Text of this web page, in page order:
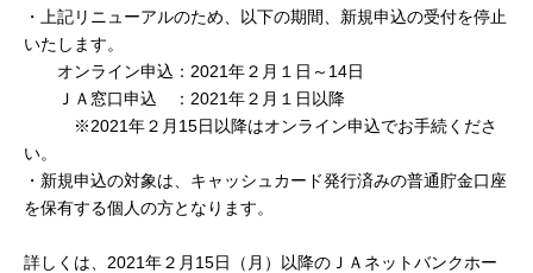
・上記リニューアルのため、以下の期間、新規申込の受付を停止
いたします。
オンライン申込：2021年２月１日～14日
ＪＡ窓口申込 ：2021年２月１日以降
※2021年２月15日以降はオンライン申込でお手続くださ
い。
・新規申込の対象は、キャッシュカード発行済みの普通貯金口座
を保有する個人の方となります。
詳しくは、2021年２月15日（月）以降のＪＡネットバンクホー